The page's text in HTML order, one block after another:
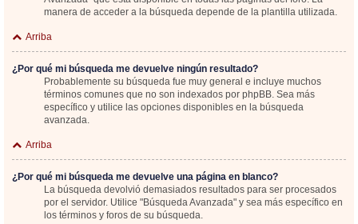
manera de acceder a la búsqueda depende de la plantilla utilizada.
Arriba
¿Por qué mi búsqueda me devuelve ningún resultado?
Probablemente su búsqueda fue muy general e incluye muchos
términos comunes que no son indexados por phpBB. Sea más
específico y utilice las opciones disponibles en la búsqueda
avanzada.
Arriba
¿Por qué mi búsqueda me devuelve una página en blanco?
La búsqueda devolvió demasiados resultados para ser procesados
por el servidor. Utilice "Búsqueda Avanzada" y sea más específico en
los términos y foros de su búsqueda.